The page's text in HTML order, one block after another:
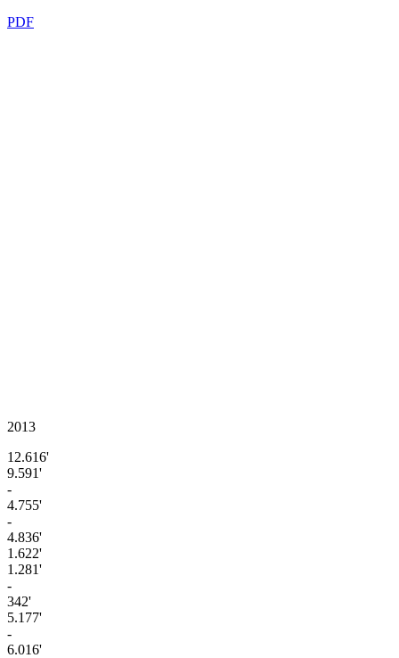
PDF
2013
12.616'
9.591'
-
4.755'
-
4.836'
1.622'
1.281'
-
342'
5.177'
-
6.016'